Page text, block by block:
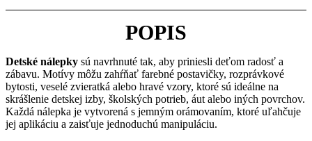
POPIS
Detské nálepky sú navrhnuté tak, aby priniesli deťom radosť a
zábavu. Motívy môžu zahŕňať farebné postavičky, rozprávkové
bytosti, veselé zvieratká alebo hravé vzory, ktoré sú ideálne na
skrášlenie detskej izby, školských potrieb, áut alebo iných povrchov.
Každá nálepka je vytvorená s jemným orámovaním, ktoré uľahčuje
jej aplikáciu a zaisťuje jednoduchú manipuláciu.